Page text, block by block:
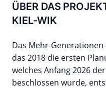
ÜBER DAS
KIEL-WIK
Das Mehr-
das 2018 die ersten
welches Anfang 2026
beschlossen wurde,